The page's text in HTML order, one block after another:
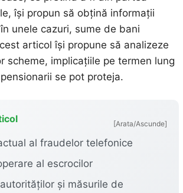
își propun să obțină informații
unele cazuri, sume de bani
articol își propune să analizeze
scheme, implicațiile pe termen lung
se pot proteja.
[Arata/Ascunde]
al fraudelor telefonice
al escrocilor
și măsurile de